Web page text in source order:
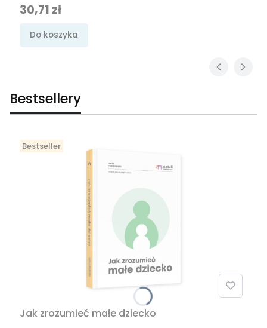
Cena promocyjna
30,71 zł
Do koszyka
Bestsellery
Bestseller
Jak zrozumieć małe dziecko